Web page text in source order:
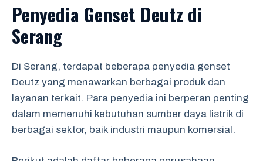
Penyedia Genset Deutz di
Serang
Di Serang, terdapat beberapa penyedia genset
Deutz yang menawarkan berbagai produk dan
layanan terkait. Para penyedia ini berperan penting
dalam memenuhi kebutuhan sumber daya listrik di
berbagai sektor, baik industri maupun komersial.